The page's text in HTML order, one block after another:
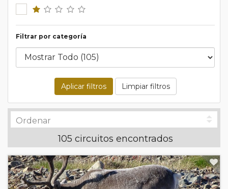
Filtrar por categoría
Aplicar filtros Limpiar filtros
105 circuitos encontrados